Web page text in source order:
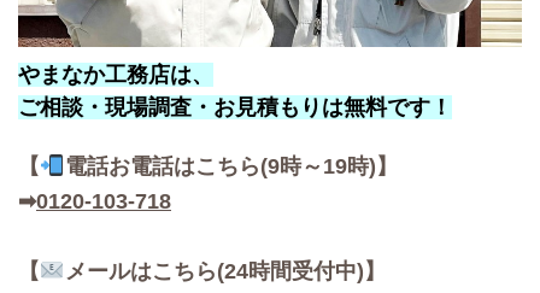
やまなか工務店は、
ご相談・現場調査・お見積もりは無料です！
【 電話お電話はこちら(9時～19時)】
➡0120-103-718
【
メールはこちら(24時間受付中)】